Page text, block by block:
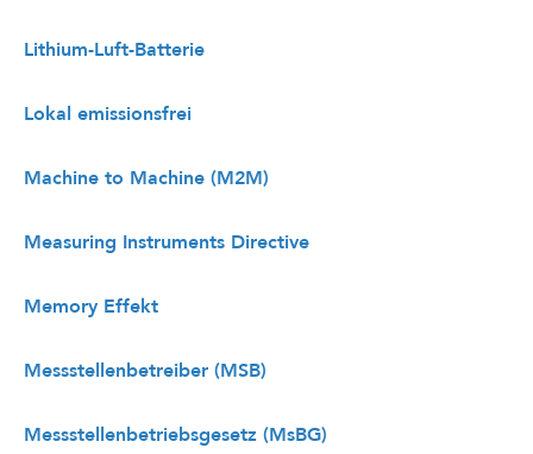
Lithium-Luft-Batterie
Lokal emissionsfrei
Machine to Machine (M2M)
Measuring Instruments Directive
Memory Effekt
Messstellenbetreiber (MSB)
Messstellenbetriebsgesetz (MsBG)